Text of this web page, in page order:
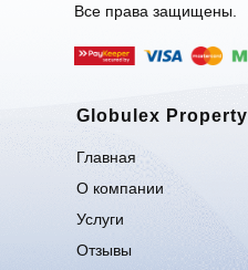
Globulex Property
Главная
О компании
Услуги
Отзывы
Все права защищены.